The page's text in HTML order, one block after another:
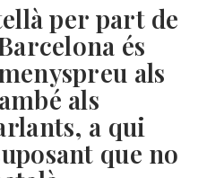
per part de
és
als
als
a qui
que no